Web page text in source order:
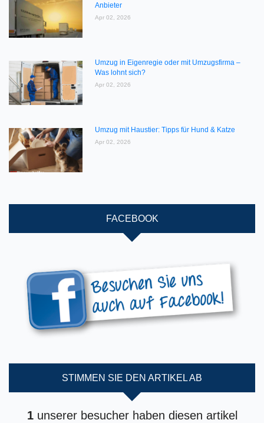
Anbieter
Apr 02, 2026
Umzug in Eigenregie oder mit Umzugsfirma –
Was lohnt sich?
Apr 02, 2026
Umzug mit Haustier: Tipps für Hund & Katze
Apr 02, 2026
FACEBOOK
STIMMEN SIE DEN ARTIKEL AB
1unserer besucher haben diesen artikel